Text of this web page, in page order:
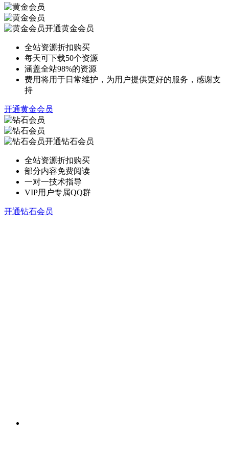
开通黄金会员
全站资源折扣购买
每天可下载50个资源
涵盖全站98%的资源
费用将用于日常维护，为用户提供更好的服务，感谢支
持
开通黄金会员
开通钻石会员
全站资源折扣购买
部分内容免费阅读
一对一技术指导
VIP用户专属QQ群
开通钻石会员